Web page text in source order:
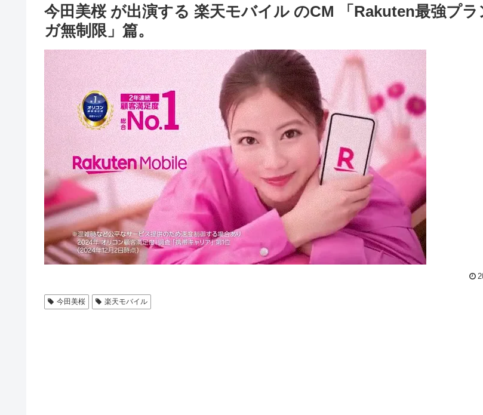
今田美桜 が出演する 楽天モバイル のCM 「Rakuten最強プラ
ガ無制限」篇。
今田美桜 楽天モバイル